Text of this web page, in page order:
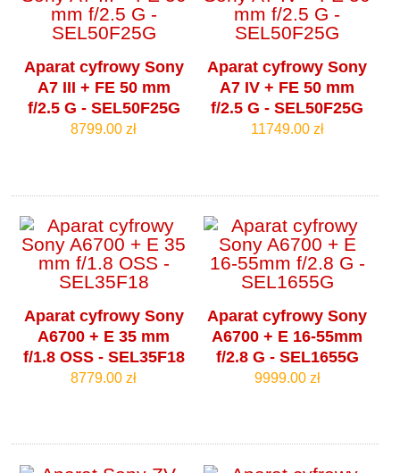
Aparat cyfrowy Sony
A7 III + FE 50 mm
f/2.5 G - SEL50F25G
8799.00 zł
Aparat cyfrowy Sony
A7 IV + FE 50 mm
f/2.5 G - SEL50F25G
11749.00 zł
Aparat cyfrowy Sony
A6700 + E 35 mm
f/1.8 OSS - SEL35F18
8779.00 zł
Aparat cyfrowy Sony
A6700 + E 16-55mm
f/2.8 G - SEL1655G
9999.00 zł